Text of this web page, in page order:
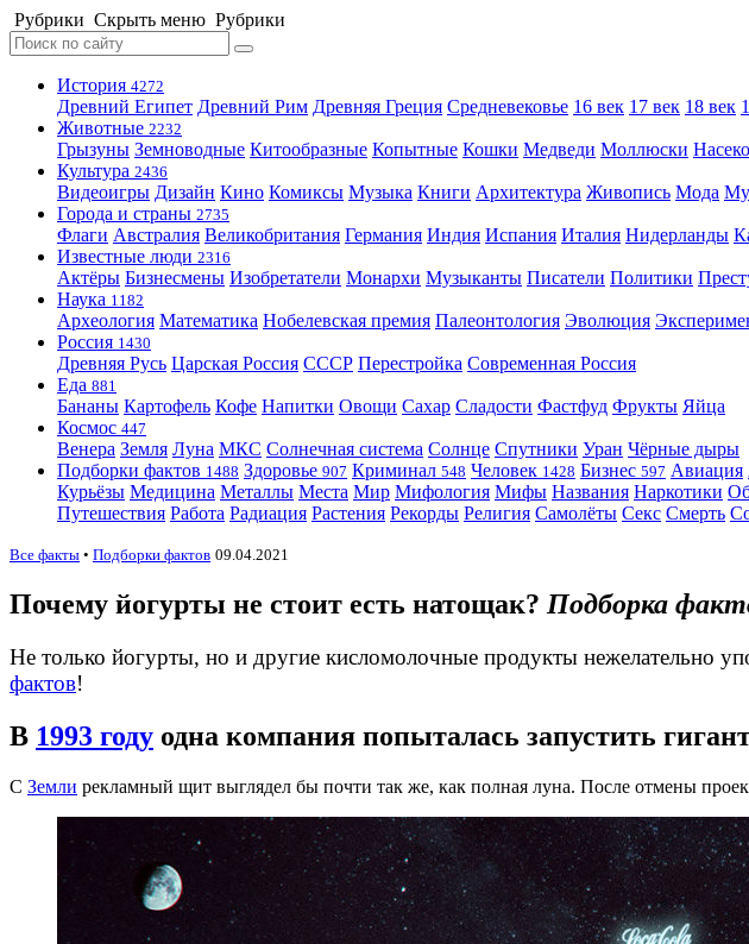
Рубрики Скрыть меню Рубрики
История 4272
Древний Египет Древний Рим Древняя Греция Средневековье 16 век 17 век 18 век
Животные 2232
Грызуны Земноводные Китообразные Копытные Кошки Медведи Моллюски
Культура 2436
Видеоигры Дизайн Кино Комиксы Музыка Книги Архитектура Живопись Мода
Города и страны 2735
Флаги Австралия Великобритания Германия Индия Испания Италия Нидерланды
Известные люди 2316
Актёры Бизнесмены Изобретатели Монархи Музыканты Писатели Политики
Наука 1182
Археология Математика Нобелевская премия Палеонтология Эволюция
Россия 1430
Древняя Русь Царская Россия СССР Перестройка Современная Россия
Еда 881
Бананы Картофель Кофе Напитки Овощи Сахар Сладости Фастфуд Фрукты Яйца
Космос 447
Венера Земля Луна МКС Солнечная система Солнце Спутники Уран Чёрные дыры
Подборки фактов 1488 Здоровье 907 Криминал 548 Человек 1428 Бизнес 597 Авиация
Курьёзы Медицина Металлы Места Мир Мифология Мифы Названия Наркотики
Путешествия Работа Радиация Растения Рекорды Религия Самолёты Секс Смерть
Все факты • Подборки фактов 09.04.2021
Почему йогурты не стоит есть натощак? Подборка
Не только йогурты, но и другие кисломолочные продукты нежелательно
фактов!
В 1993 году одна компания попыталась запустить
С Земли рекламный щит выглядел бы почти так же, как полная луна. После отмены